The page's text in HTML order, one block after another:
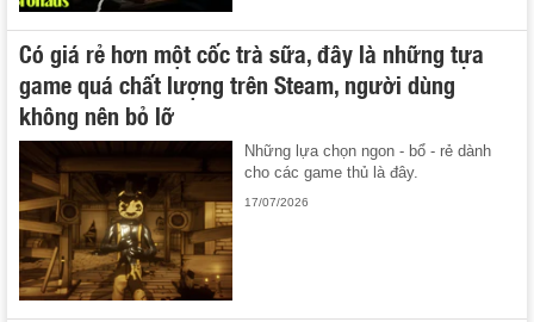
Có giá rẻ hơn một cốc trà sữa, đây là những tựa
game quá chất lượng trên Steam, người dùng
không nên bỏ lỡ
Những lựa chọn ngon - bổ - rẻ dành
cho các game thủ là đây.
17/07/2026